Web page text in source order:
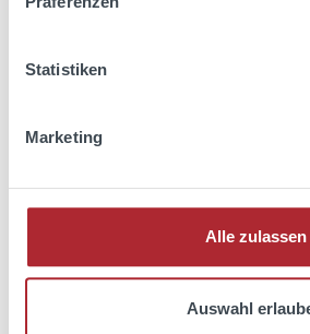
Statistiken
Marketing
Alle zulassen
Auswahl
Geschäftsverkehr“ und zeichnet
Website Funktionen und Verfahren
ausgerichtet sind und die
Hilfsmitteln ermöglichen. Die
dieser Website müssen dafür -
bedienbar - verständlich und -
sein. Die Wahrnehmbarkeit
so dargestellt werden, dass sie für